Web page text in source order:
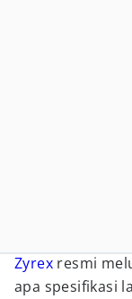
Zyrex resmi
apa spesifikasi